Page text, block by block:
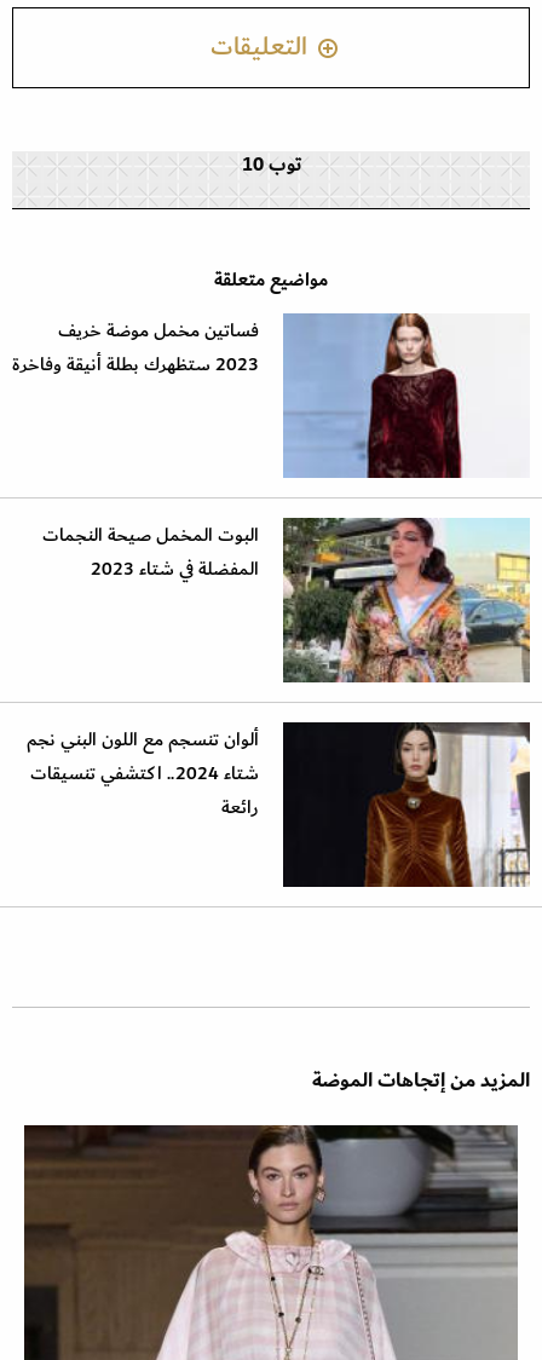
التعليقات
توب 10
مواضيع متعلقة
فساتين مخمل موضة خريف
2023 ستظهرك بطلة أنيقة وفاخرة
البوت المخمل صيحة النجمات
المفضلة في شتاء 2023
ألوان تنسجم مع اللون البني نجم
شتاء 2024.. اكتشفي تنسيقات
رائعة
المزيد من إتجاهات الموضة